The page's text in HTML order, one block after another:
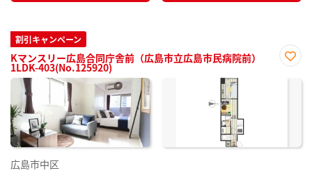
割引キャンペーン
Kマンスリー広島合同庁舎前（広島市立広島市民病院前）
1LDK-403(No.125920)
に入
広島市中区